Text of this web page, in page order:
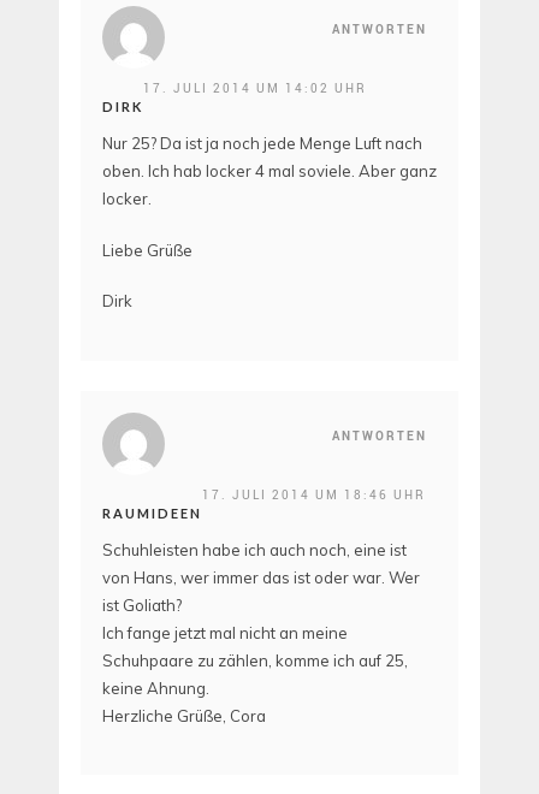
ANTWORTEN
DIRK
17. JULI 2014 UM 14:02 UHR
Nur 25? Da ist ja noch jede Menge Luft nach
oben. Ich hab locker 4 mal soviele. Aber ganz
locker.
Liebe Grüße
Dirk
ANTWORTEN
RAUMIDEEN
17. JULI 2014 UM 18:46 UHR
Schuhleisten habe ich auch noch, eine ist
von Hans, wer immer das ist oder war. Wer
ist Goliath?
Ich fange jetzt mal nicht an meine
Schuhpaare zu zählen, komme ich auf 25,
keine Ahnung.
Herzliche Grüße, Cora